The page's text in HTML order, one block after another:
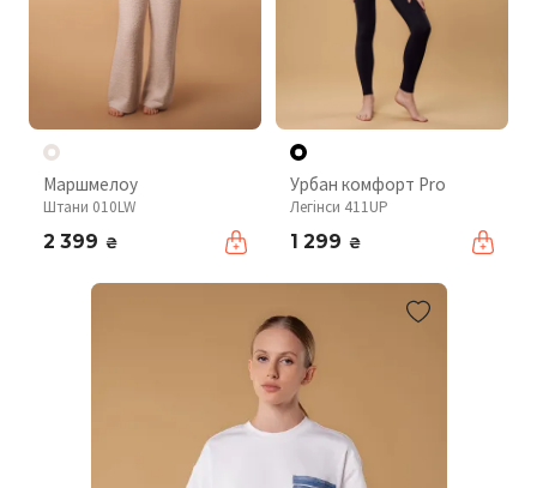
Маршмелоу
Штани 010LW
2 399 ₴
Урбан комфорт Pro
Легінси 411UP
1 299 ₴